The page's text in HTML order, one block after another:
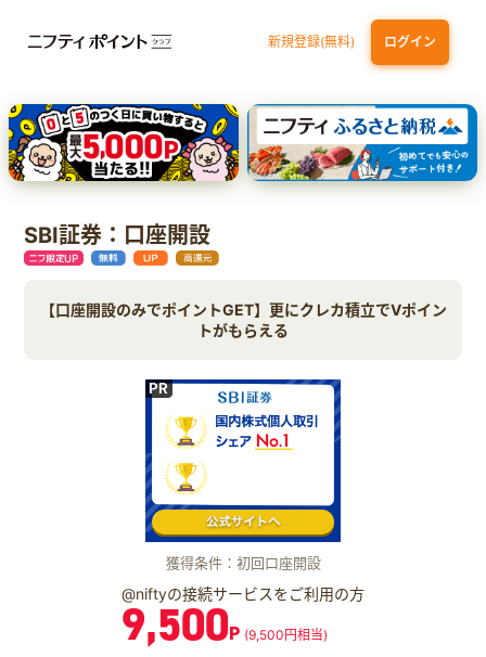
新規登録(無料) ログイン
三井住友カード（NL）オーロラデザイン
【三井住友銀行口座お持ちの方専用】Olive口座切替 P-one Wiz
ライフカードビジネスライトプラス dカード
SBI証券：口座開設
【口座開設のみでポイントGET】更にクレカ積立でVポイン
トがもらえる
獲得条件：初回口座開設
@niftyの接続サービスをご利用の方
9,500P (9,500円相当)